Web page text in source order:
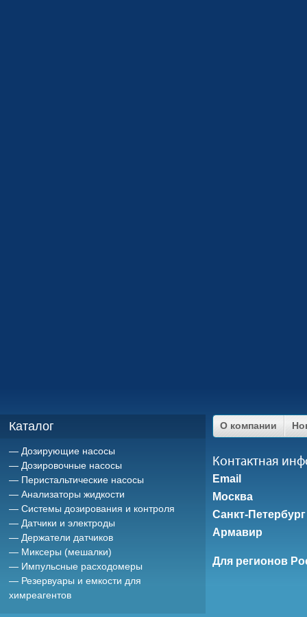
Каталог
Дозирующие насосы
Дозировочные насосы
Перистальтические насосы
Анализаторы жидкости
Системы дозирования и контроля
Датчики и электроды
Держатели датчиков
Миксеры (мешалки)
Импульсные расходомеры
Резервуары и емкости для
химреагентов
О компании
Контактная
Email
Москва
Санкт-Петербург
Армавир
Для регионов